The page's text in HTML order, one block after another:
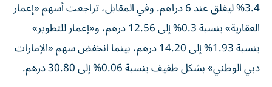
3.4% ليغلق عند 6 دراهم. وفي المقابل، تراجعت أسهم «إعمار
العقارية» بنسبة 0.3% إلى 12.56 درهم، و«إعمار للتطوير»
بنسبة 1.93% إلى 14.20 درهم، بينما انخفض سهم «الإمارات
دبي الوطني» بشكل طفيف بنسبة 0.06% إلى 30.80 درهم.